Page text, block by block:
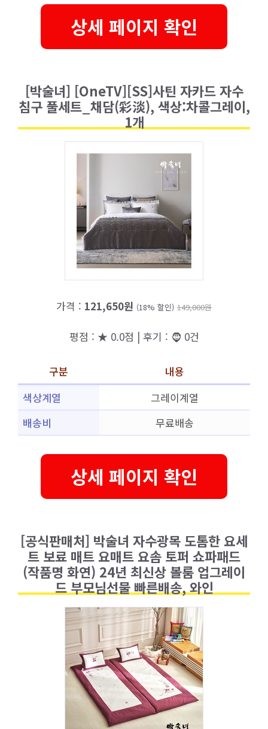
상세 페이지 확인
[박술녀] [OneTV][SS]사틴 자카드 자수
침구 풀세트_채담(彩淡), 색상:차콜그레이,
1개
가격 : 121,650원 (18% 할인) 149,000원
평점 : ★ 0.0점 | 후기 : 🧔 0건
구분
내용
색상계열
그레이계열
배송비
무료배송
상세 페이지 확인
[공식판매처] 박술녀 자수광목 도톰한 요세
트 보료 매트 요매트 요솜 토퍼 쇼파패드
(작품명 화연) 24년 최신상 볼룸 업그레이
드 부모님선물 빠른배송, 와인